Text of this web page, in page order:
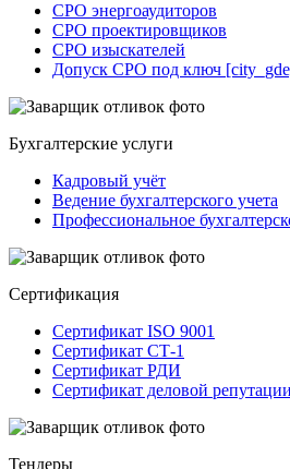
СРО энергоаудиторов
СРО проектировщиков
СРО изыскателей
Допуск СРО под ключ
Бухгалтерские услуги
Кадровый учёт
Ведение бухгалтерского учета
Профессиональное
Сертификация
Сертификат ISO 9001
Сертификат СТ-1
Сертификат РДИ
Сертификат деловой репутации
Тендеры